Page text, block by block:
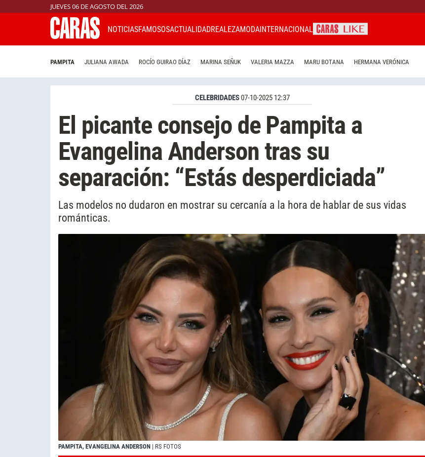
JUEVES 06 DE AGOSTO DEL 2026
NOTICIASFAMOSOSACTUALIDADREALEZAMODAINTERNACIONAL
PAMPITA JULIANA AWADA ROCÍO GUIRAO DÍAZ MARINA SEÑUK VALERIA MAZZA MARU BOTANA HERMANA VERÓNICA
CELEBRIDADES07-10-2025 12:37
El picante consejo de Pampita a
Evangelina Anderson tras su
separación: “Estás desperdiciada”
Las modelos no dudaron en mostrar su cercanía a la hora de hablar de sus vidas
románticas.
PAMPITA, EVANGELINA ANDERSON | RS FOTOS